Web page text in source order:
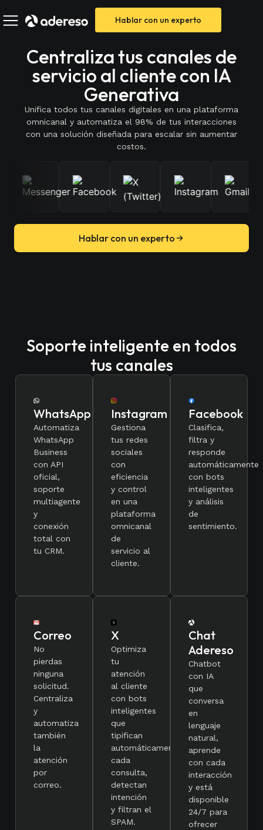
Hablar con un experto
Centraliza tus canales de
servicio al cliente con IA
Generativa
Unifica todos tus canales digitales en una plataforma
omnicanal y automatiza el 98% de tus interacciones
con una solución diseñada para escalar sin aumentar
costos.
Hablar con un experto
Soporte inteligente en todos
tus canales
WhatsApp
Automatiza
WhatsApp
Business
con API
oficial,
soporte
multiagente
y
conexión
total con
tu CRM.
Instagram
Gestiona
tus redes
sociales
con
eficiencia
y control
en una
plataforma
omnicanal
de
servicio al
cliente.
Facebook
Clasifica,
filtra y
responde
automáticamente
con bots
inteligentes
y análisis
de
sentimiento.
Correo
No
pierdas
ninguna
solicitud.
Centraliza
y
automatiza
también
la
atención
por
correo.
X
Optimiza
tu
atención
al cliente
con bots
inteligentes
que
tipifican
automáticamente
cada
consulta,
detectan
intención
y filtran el
SPAM.
Chat
Adereso
Chatbot
con IA
que
conversa
en
lenguaje
natural,
aprende
con cada
interacción
y está
disponible
24/7 para
ofrecer